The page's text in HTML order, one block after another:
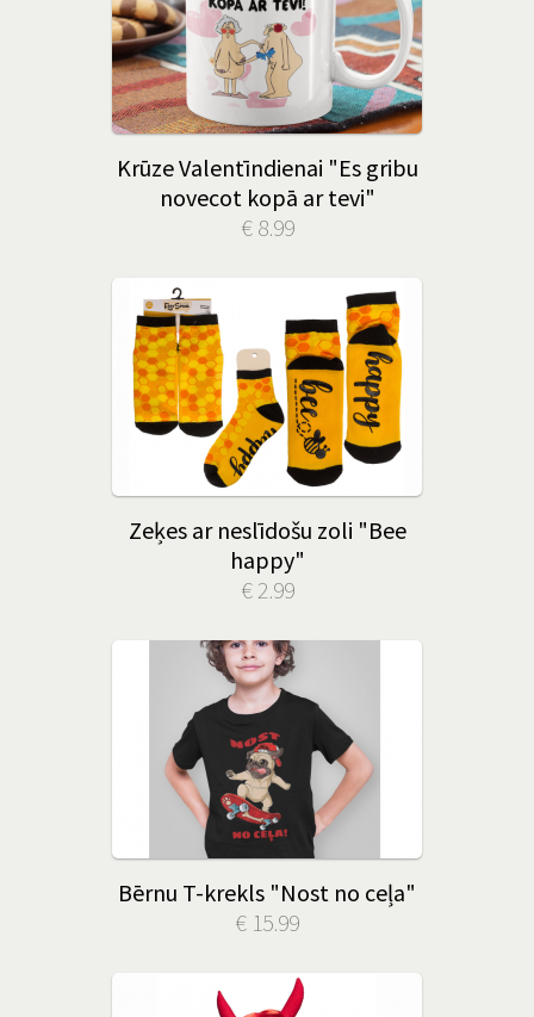
Krūze Valentīndienai "Es gribu
novecot kopā ar tevi"
€ 8.99
Zeķes ar neslīdošu zoli "Bee
happy"
€ 2.99
Bērnu T-krekls "Nost no ceļa"
€ 15.99